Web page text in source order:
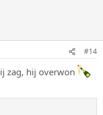
#14
zag, hij overwon